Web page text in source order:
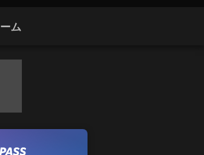
ム